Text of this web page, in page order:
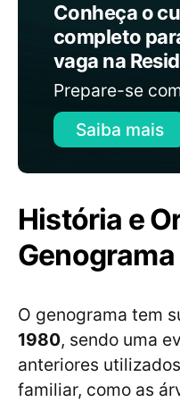
Conheça o
completo
vaga na
Prepare-se
Saiba mais
História e
Genograma
O genograma tem
1980, sendo uma
anteriores
familiar, como as